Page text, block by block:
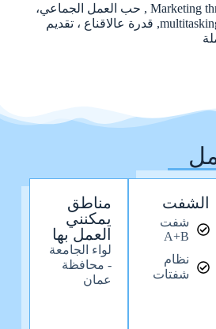
Marketing through social media , حب العمل الجماعي،
امتلاك الخبرةفي multitasking, قدرة عالاقناع ، تقديم
الشفت
شفت
A+B
نظام
شفتات
مناطق
يمكنني
العمل بها
لواء الجامعة
- محافظة
عمان